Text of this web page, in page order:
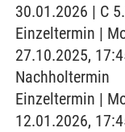
30.01.2026 | C
Einzeltermin |
27.10.2025,
Nachholtermin
Einzeltermin |
12.01.2026,